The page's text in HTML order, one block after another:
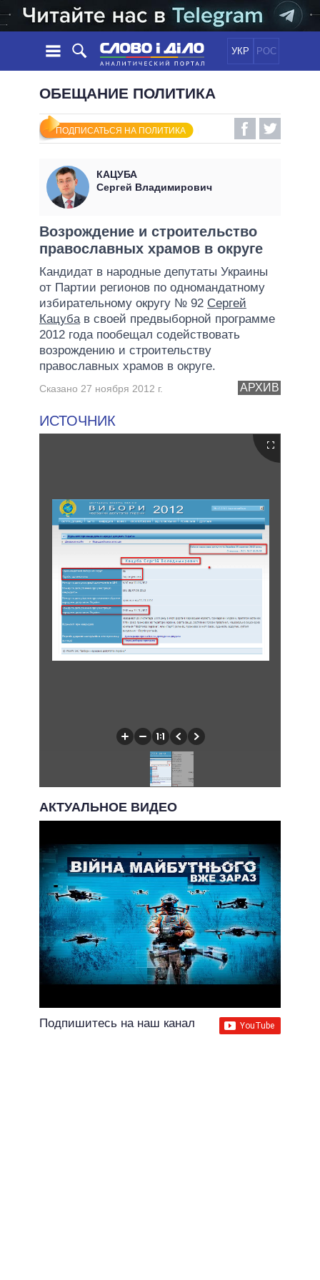
УКР РОС
НОВОСТИ
ЛЕНТА
СОБЫТИЯ
СТАТЬИ
МНЕНИЯ
ОБЗОРЫ
ДАЙДЖЕСТЫ
ПОЛИТИКА
ЭКОНОМИКА
МИР
ОБЕЩАНИЯ
ВСЕ ПОЛИТИКИ
ПРЕЗИДЕНТ И ОФИС
ВЕРХОВНАЯ РАДА
КАБИНЕТ МИНИСТРОВ
ГЛАВЫ ОБЛАДМИНИСТРАЦИЙ
МЭРЫ
ВСЕ ПЕРСОНЫ
ИНФОГРАФИКА
ПОДДЕРЖАТЬ
СРАВНЕНИЕ ПОЛИТИКОВ
ОБЕЩАНИЕ ПОЛИТИКА
ПОДПИСАТЬСЯ НА ПОЛИТИКА
КАЦУБА
Сергей Владимирович
Возрождение и строительство
православных храмов в округе
Кандидат в народные депутаты Украины
от Партии регионов по одномандатному
избирательному округу № 92 Сергей
Кацуба в своей предвыборной программе
2012 года пообещал содействовать
возрождению и строительству
православных храмов в округе.
АРХИВ
Сказано 27 ноября 2012 г.
ИСТОЧНИК
АКТУАЛЬНОЕ ВИДЕО
Подпишитесь на наш канал